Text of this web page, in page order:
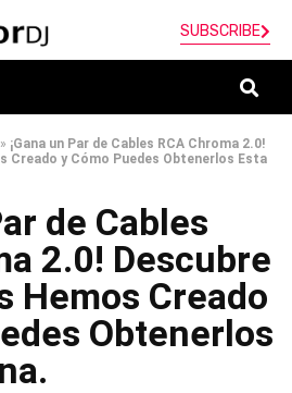
SUBSCRIBE
» ¡Gana un Par de Cables RCA Chroma 2.0!
Creado y Cómo Puedes Obtenerlos Esta
de Cables
2.0! Descubre
Hemos Creado
Obtenerlos